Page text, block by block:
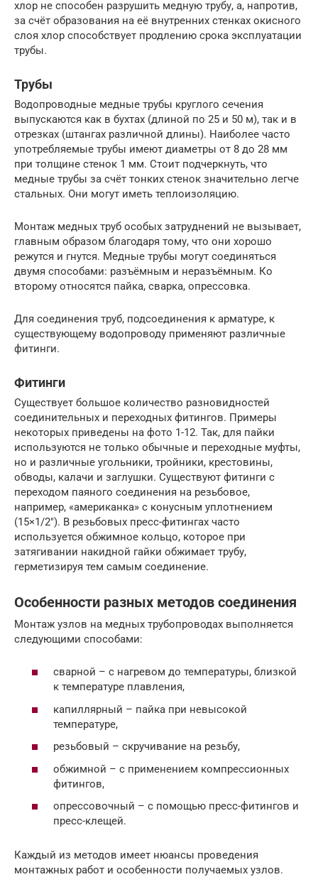
хлор не способен разрушить медную трубу, а, напротив,
за счёт образования на её внутренних стенках окисного
слоя хлор способствует продлению срока эксплуатации
трубы.
Трубы
Водопроводные медные трубы круглого сечения
выпускаются как в бухтах (длиной по 25 и 50 м), так и в
отрезках (штангах различной длины). Наиболее часто
употребляемые трубы имеют диаметры от 8 до 28 мм
при толщине стенок 1 мм. Стоит подчеркнуть, что
медные трубы за счёт тонких стенок значительно легче
стальных. Они могут иметь теплоизоляцию.
Монтаж медных труб особых затруднений не вызывает,
главным образом благодаря тому, что они хорошо
режутся и гнутся. Медные трубы могут соединяться
двумя способами: разъёмным и неразъёмным. Ко
второму относятся пайка, сварка, опрессовка.
Для соединения труб, подсоединения к арматуре, к
существующему водопроводу применяют различные
фитинги.
Фитинги
Существует большое количество разновидностей
соединительных и переходных фитингов. Примеры
некоторых приведены на фото 1-12. Так, для пайки
используются не только обычные и переходные муфты,
но и различные угольники, тройники, крестовины,
обводы, калачи и заглушки. Существуют фитинги с
переходом паяного соединения на резьбовое,
например, «американка» с конусным уплотнением
(15×1/2″). В резьбовых пресс-фитингах часто
используется обжимное кольцо, которое при
затягивании накидной гайки обжимает трубу,
герметизируя тем самым соединение.
Особенности разных методов соединения
Монтаж узлов на медных трубопроводах выполняется
следующими способами:
сварной – с нагревом до температуры, близкой
к температуре плавления,
капиллярный – пайка при невысокой
температуре,
резьбовый – скручивание на резьбу,
обжимной – с применением компрессионных
фитингов,
опрессовочный – с помощью пресс-фитингов и
пресс-клещей.
Каждый из методов имеет нюансы проведения
монтажных работ и особенности получаемых узлов.